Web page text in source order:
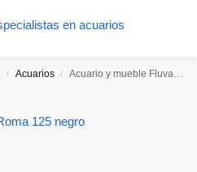
/ Acuarios / Acuario y mueble Fluval Roma 125 Led Bluetooth